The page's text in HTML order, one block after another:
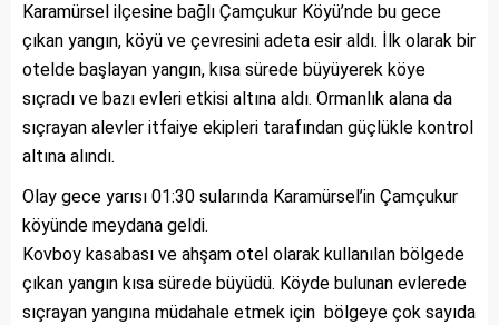
Karamürsel ilçesine bağlı Çamçukur Köyü’nde bu gece
çıkan yangın, köyü ve çevresini adeta esir aldı. İlk olarak bir
otelde başlayan yangın, kısa sürede büyüyerek köye
sıçradı ve bazı evleri etkisi altına aldı. Ormanlık alana da
sıçrayan alevler itfaiye ekipleri tarafından güçlükle kontrol
altına alındı.
Olay gece yarısı 01:30 sularında Karamürsel’in Çamçukur
köyünde meydana geldi.
Kovboy kasabası ve ahşam otel olarak kullanılan bölgede
çıkan yangın kısa sürede büyüdü. Köyde bulunan evlerede
sıçrayan yangına müdahale etmek için bölgeye çok sayıda